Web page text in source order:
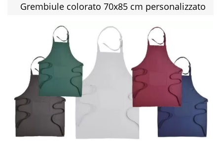
Grembiule colorato 70x85 cm personalizzato